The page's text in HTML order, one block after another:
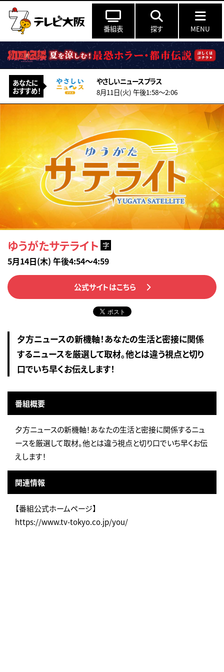
番組表 探す MENU
あなたに
おすすめ！
やさしいニュースプラス
8月11日(火) 午後1:58〜2:06
ゆうがたサテライト 字
5月14日(木) 午後4:54～4:59
公式サイトはこちら
夕方ニュースの新機軸！あなたの生活と密接に関係
するニュースを厳選して取材。他とは違う視点と切り
口でいち早くお伝えします！
番組概要
夕方ニュースの新機軸！あなたの生活と密接に関係するニュ
ースを厳選して取材。他とは違う視点と切り口でいち早くお伝
えします！
関連情報
【番組公式ホームページ】
https://www.tv-tokyo.co.jp/you/